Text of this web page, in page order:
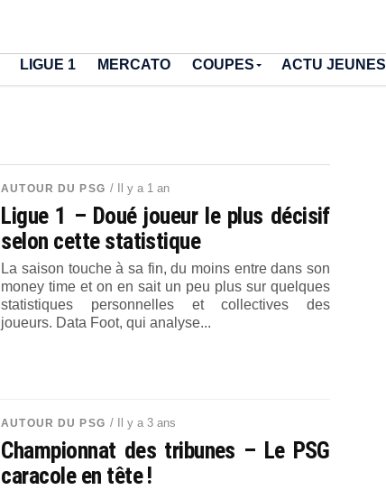
LIGUE 1 MERCATO COUPES ACTU JEUNES
AUTOUR DU PSG / Il y a 1 an
Ligue 1 – Doué joueur le plus décisif
selon cette statistique
La saison touche à sa fin, du moins entre dans son
money time et on en sait un peu plus sur quelques
statistiques personnelles et collectives des
joueurs. Data Foot, qui analyse...
AUTOUR DU PSG / Il y a 3 ans
Championnat des tribunes – Le PSG
caracole en tête !